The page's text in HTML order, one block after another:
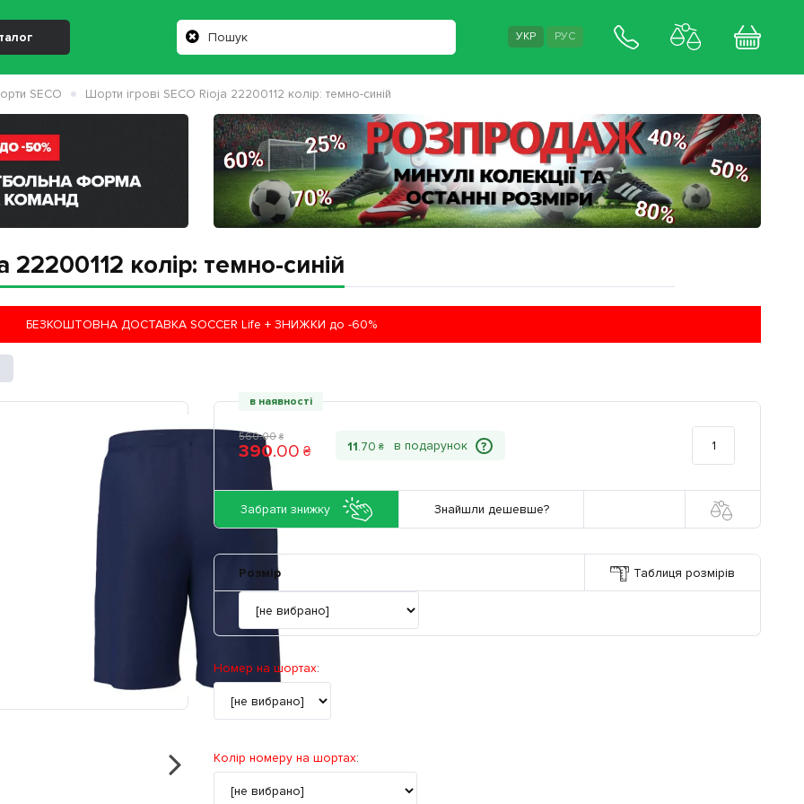
22200112 колiр: темно-синій
БЕЗКОШТОВНА ДОСТАВКА SOCCER Life + ЗНИЖКИ до -60%
в наявності
560.00 ₴
390.00 ₴ 11.70 ₴ ?
Забрати знижку Знайшли дешевше?
Розмір Таблиця розмірів
Номер на шортах:
Колір номеру на шортах:
УКР РУС
SECO Шорти ігрові SECO Rioja 22200112 колiр: темно-синій